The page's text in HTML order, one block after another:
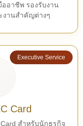
อาชีพ รองรับงาน
งานสำคัญต่างๆ
Executive Service
Card
สำหรับนักธุรกิจ